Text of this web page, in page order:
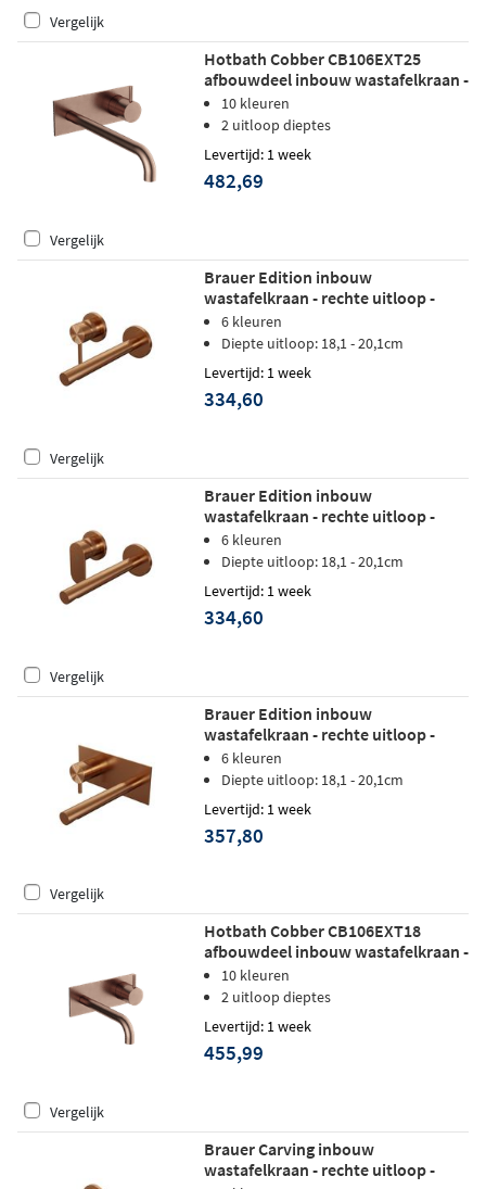
Vergelijk
Hotbath Cobber CB106EXT25
afbouwdeel inbouw wastafelkraan -
25cm uitloop - geborsteld koper pvd
10 kleuren
2 uitloop dieptes
Levertijd: 1 week
482,69
Vergelijk
Brauer Edition inbouw
wastafelkraan - rechte uitloop -
rozetten - hendel 1 links - geborsteld
koper PVD
6 kleuren
Diepte uitloop: 18,1 - 20,1cm
Levertijd: 1 week
334,60
Vergelijk
Brauer Edition inbouw
wastafelkraan - rechte uitloop -
rozetten - hendel 3 links - geborsteld
koper PVD
6 kleuren
Diepte uitloop: 18,1 - 20,1cm
Levertijd: 1 week
334,60
Vergelijk
Brauer Edition inbouw
wastafelkraan - rechte uitloop -
achterplaat - hendel 5 links -
geborsteld koper PVD
6 kleuren
Diepte uitloop: 18,1 - 20,1cm
Levertijd: 1 week
357,80
Vergelijk
Hotbath Cobber CB106EXT18
afbouwdeel inbouw wastafelkraan -
18cm uitloop - geborsteld koper pvd
10 kleuren
2 uitloop dieptes
Levertijd: 1 week
455,99
Vergelijk
Brauer Carving inbouw
wastafelkraan - rechte uitloop -